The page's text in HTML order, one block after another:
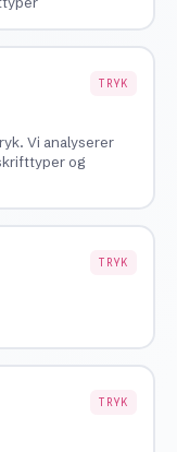
TRYK
Vi analyserer
og
TRYK
TRYK